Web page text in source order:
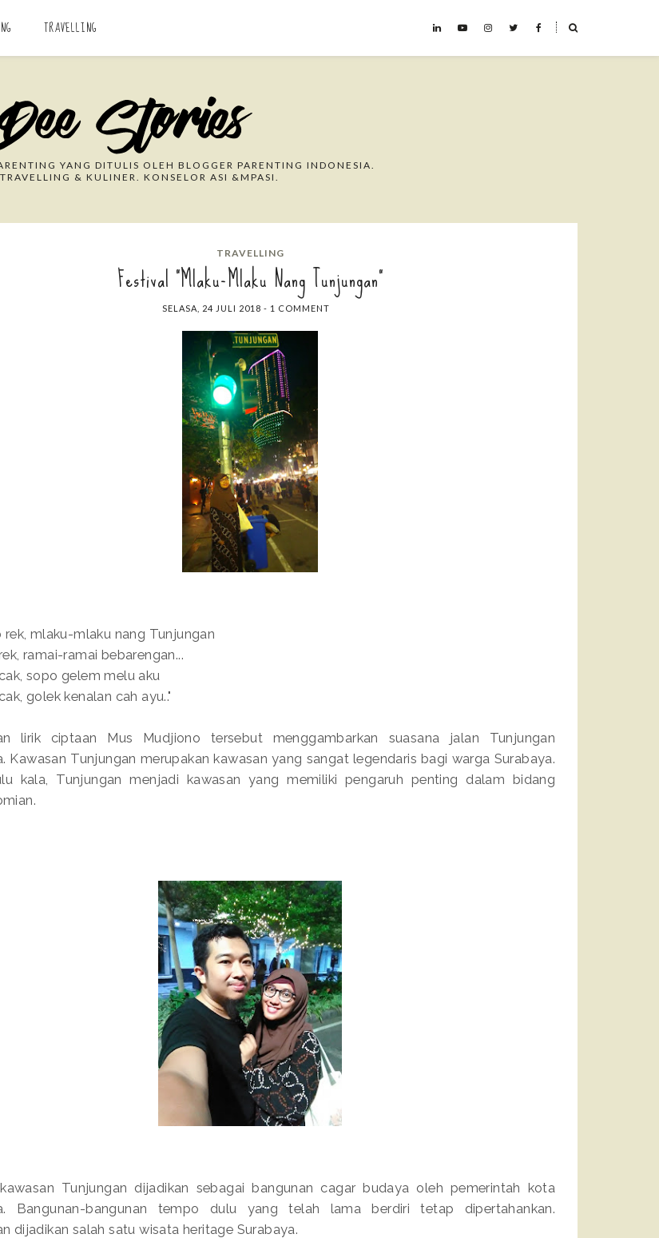
TRAVELLING ˟
Search This Blog
YANG DITULIS OLEH BLOGGER PARENTING INDONESIA.
& KULINER. KONSELOR ASI &MPASI.
TRAVELLING
Festival "Mlaku-Mlaku Nang Tunjungan"
SELASA, 24 JULI 2018 - 1 COMMENT
rek, mlaku-mlaku nang Tunjungan
ramai-ramai bebarengan...
sopo gelem melu aku
golek kenalan cah ayu.."
lirik ciptaan Mus Mudjiono tersebut menggambarkan suasana jalan Tunjungan
Kawasan Tunjungan merupakan kawasan yang sangat legendaris bagi warga Surabaya.
kala, Tunjungan menjadi kawasan yang memiliki pengaruh penting dalam bidang
Tunjungan dijadikan sebagai bangunan cagar budaya oleh pemerintah kota
Bangunan-bangunan tempo dulu yang telah lama berdiri tetap dipertahankan.
dijadikan salah satu wisata heritage Surabaya.